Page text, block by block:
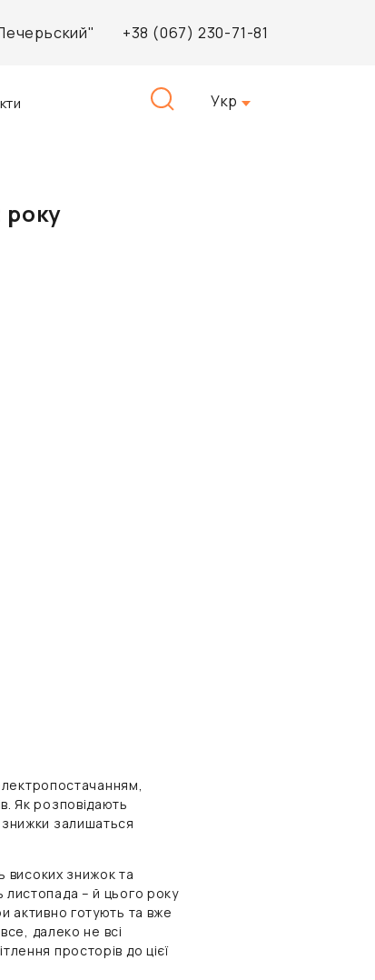
+38 (067) 230-71-81
Укр
року
Як розповідають
залишаться
високих знижок та
– й цього року
активно готують та вже
далеко не всі
просторів до цієї